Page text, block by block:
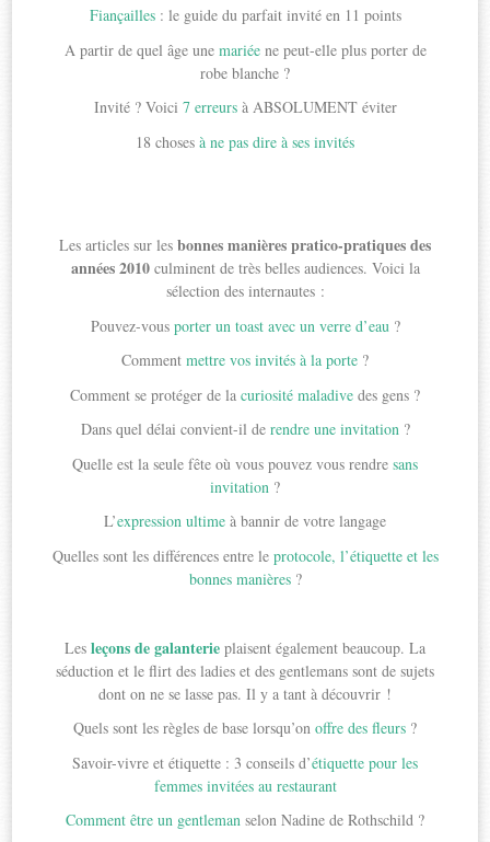
Fiançailles: le guide du parfait invité en 11 points
A partir de quel âge une mariéene peut-elle plus porter de
robe blanche ?
Invité ? Voici 7 erreursà ABSOLUMENT éviter
18 choses à ne pas dire à ses invités
Les articles sur les bonnes manières pratico-pratiques des
années 2010culminent de très belles audiences. Voici la
sélection des internautes :
Pouvez-vous porter un toast avec un verre d’eau ?
Comment mettre vos invités à la porte ?
Comment se protéger de la curiosité maladive des gens ?
Dans quel délai convient-il de rendre une invitation?
Quelle est la seule fête où vous pouvez vous rendre sans
invitation ?
L’expression ultime à bannir de votre langage
Quelles sont les différences entre le protocole, l’étiquette et les
bonnes manières?
Les leçons de galanterie plaisent également beaucoup. La
séduction et le flirt des ladies et des gentlemans sont de sujets
dont on ne se lasse pas. Il y a tant à découvrir !
Quels sont les règles de base lorsqu’on offre des fleurs ?
Savoir-vivre et étiquette : 3 conseils d’étiquette pour les
femmes invitées au restaurant
Comment être un gentleman selon Nadine de Rothschild ?